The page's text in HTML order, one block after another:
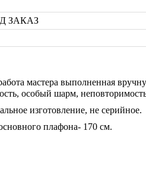
ЗАКАЗ
мастера выполненная
особый шарм,
изготовление, не серийное.
плафона- 170 см.